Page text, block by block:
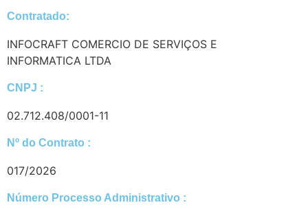
Contratado:
INFOCRAFT COMERCIO DE SERVIÇOS E
INFORMATICA LTDA
CNPJ :
02.712.408/0001-11
Nº do Contrato :
017/2026
Número Processo Administrativo :